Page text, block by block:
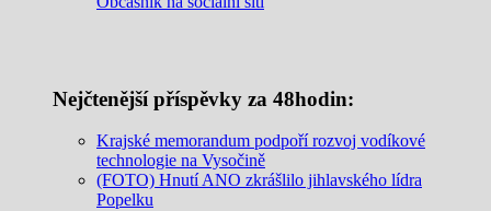
Nejčtenější příspěvky za 48hodin:
Krajské memorandum podpoří rozvoj vodíkové
technologie na Vysočině
(FOTO) Hnutí ANO zkrášlilo jihlavského lídra
Popelku